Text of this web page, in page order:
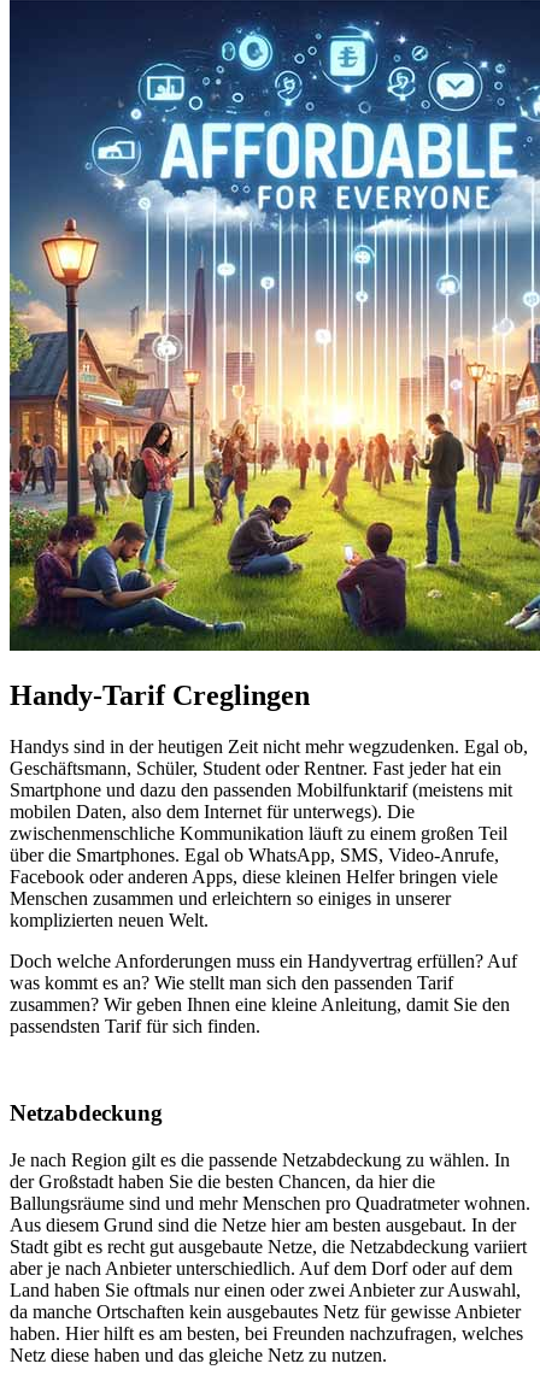
Handy-Tarif Creglingen
Handys sind in der heutigen Zeit nicht mehr wegzudenken. Egal ob,
Geschäftsmann, Schüler, Student oder Rentner. Fast jeder hat ein
Smartphone und dazu den passenden Mobilfunktarif (meistens mit
mobilen Daten, also dem Internet für unterwegs). Die
zwischenmenschliche Kommunikation läuft zu einem großen Teil
über die Smartphones. Egal ob WhatsApp, SMS, Video-Anrufe,
Facebook oder anderen Apps, diese kleinen Helfer bringen viele
Menschen zusammen und erleichtern so einiges in unserer
komplizierten neuen Welt.
Doch welche Anforderungen muss ein Handyvertrag erfüllen? Auf
was kommt es an? Wie stellt man sich den passenden Tarif
zusammen? Wir geben Ihnen eine kleine Anleitung, damit Sie den
passendsten Tarif für sich finden.
Netzabdeckung
Je nach Region gilt es die passende Netzabdeckung zu wählen. In
der Großstadt haben Sie die besten Chancen, da hier die
Ballungsräume sind und mehr Menschen pro Quadratmeter wohnen.
Aus diesem Grund sind die Netze hier am besten ausgebaut. In der
Stadt gibt es recht gut ausgebaute Netze, die Netzabdeckung variiert
aber je nach Anbieter unterschiedlich. Auf dem Dorf oder auf dem
Land haben Sie oftmals nur einen oder zwei Anbieter zur Auswahl,
da manche Ortschaften kein ausgebautes Netz für gewisse Anbieter
haben. Hier hilft es am besten, bei Freunden nachzufragen, welches
Netz diese haben und das gleiche Netz zu nutzen.